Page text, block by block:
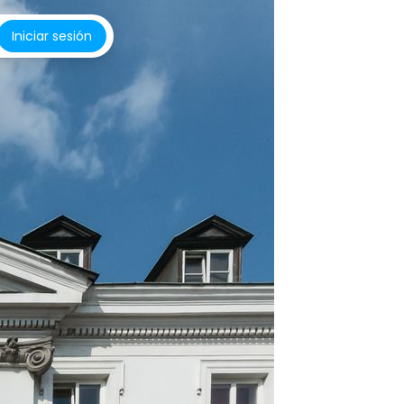
Iniciar sesión